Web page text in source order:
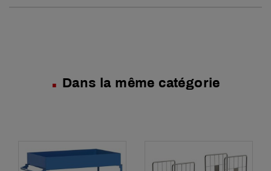
Dans la même catégorie